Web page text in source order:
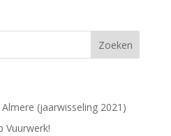
(jaarwisseling 2021)
Vuurwerk!